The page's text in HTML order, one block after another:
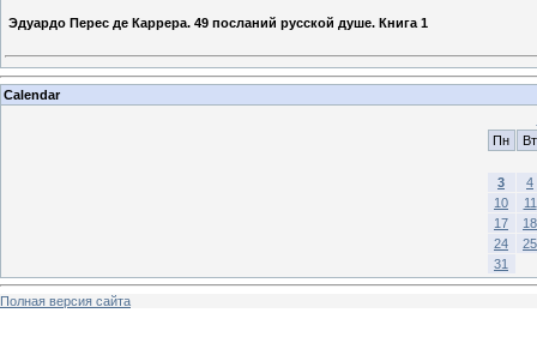
Эдуардо Перес де Каррера. 49 посланий русской душе. Книга 1
Calendar
Пн
Вт
3
4
10
11
17
18
24
25
31
Полная версия сайта